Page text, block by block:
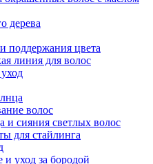
дерева
поддержания цвета
линия для волос
волос
и сияния светлых волос
для стайлинга
и уход за бородой